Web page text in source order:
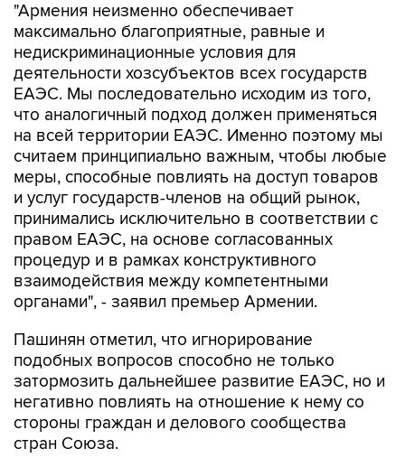
"Армения неизменно обеспечивает
максимально благоприятные, равные и
недискриминационные условия для
деятельности хозсубъектов всех государств
ЕАЭС. Мы последовательно исходим из того,
что аналогичный подход должен применяться
на всей территории ЕАЭС. Именно поэтому мы
считаем принципиально важным, чтобы любые
меры, способные повлиять на доступ товаров
и услуг государств-членов на общий рынок,
принимались исключительно в соответствии с
правом ЕАЭС, на основе согласованных
процедур и в рамках конструктивного
взаимодействия между компетентными
органами", - заявил премьер Армении.
Пашинян отметил, что игнорирование
подобных вопросов способно не только
затормозить дальнейшее развитие ЕАЭС, но и
негативно повлиять на отношение к нему со
стороны граждан и делового сообщества
стран Союза.